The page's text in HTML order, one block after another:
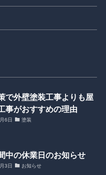
で外壁塗装工事よりも屋
事がおすすめの理由
6日 塗装
中の休業日のお知らせ
3日 お知らせ